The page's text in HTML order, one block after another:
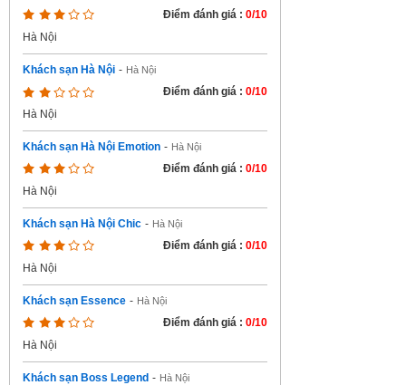
Điểm đánh giá : 0/10
Hà Nội
Khách sạn Hà Nội - Hà Nội
Điểm đánh giá : 0/10
Hà Nội
Khách sạn Hà Nội Emotion - Hà Nội
Điểm đánh giá : 0/10
Hà Nội
Khách sạn Hà Nội Chic - Hà Nội
Điểm đánh giá : 0/10
Hà Nội
Khách sạn Essence - Hà Nội
Điểm đánh giá : 0/10
Hà Nội
Khách sạn Boss Legend - Hà Nội